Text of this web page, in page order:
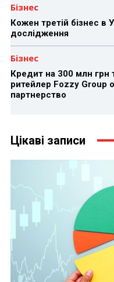
Бізнес
Кожен третій бізнес в
дослідження
Бізнес
Кредит на 300 млн грн
ритейлер Fozzy Group
партнерство
Цікаві записи